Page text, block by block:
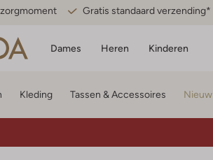
Gratis standaard verzending*
Dames Heren Kinderen
Kleding Tassen & Accessoires Nieuw